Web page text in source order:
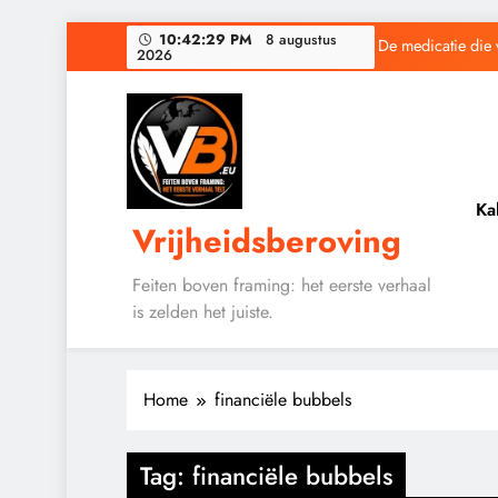
10:42:30 PM 8 augustus
2026
De medicatie
Baudet
De medicatie
Vrijheidsberoving
Feiten boven framing: het eerste verhaal
is zelden het juiste.
Home financiële bubbels
Tag: financiële bubbels